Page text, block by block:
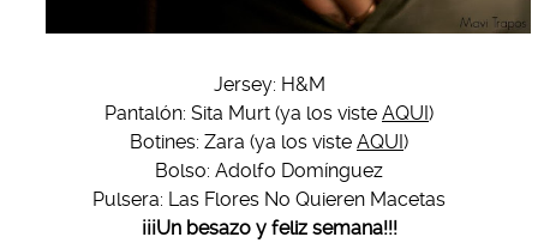
Jersey: H&M
Pantalón: Sita Murt (ya los viste AQUI)
Botines: Zara (ya los viste AQUI)
Bolso: Adolfo Domínguez
Pulsera: Las Flores No Quieren Macetas
¡¡¡Un besazo y feliz semana!!!